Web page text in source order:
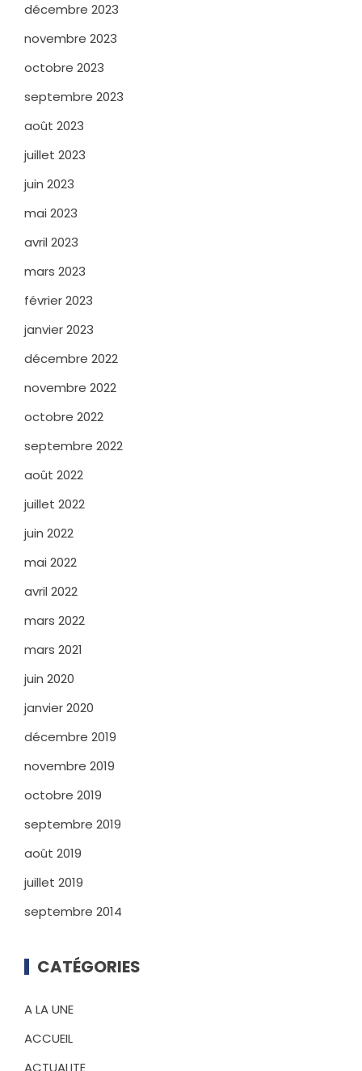
décembre 2023
novembre 2023
octobre 2023
septembre 2023
août 2023
juillet 2023
juin 2023
mai 2023
avril 2023
mars 2023
février 2023
janvier 2023
décembre 2022
novembre 2022
octobre 2022
septembre 2022
août 2022
juillet 2022
juin 2022
mai 2022
avril 2022
mars 2022
mars 2021
juin 2020
janvier 2020
décembre 2019
novembre 2019
octobre 2019
septembre 2019
août 2019
juillet 2019
septembre 2014
CATÉGORIES
A LA UNE
ACCUEIL